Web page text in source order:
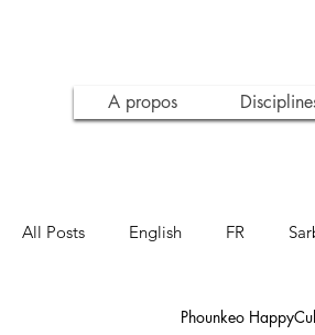
All Posts English FR
Conscience
Phounkeo
A propos